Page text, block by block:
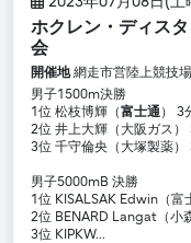
ホクレン・ディス
会
開催地網走市営陸上競技場
男子1500m決勝
1位 松枝博輝（富士通） 3
2位 井上大輝（大阪ガス
3位 千守倫央（大塚製薬
男子5000mB 決勝
1位 KISALSAK Edwin（
2位 BENARD Langat（小
3位 KIPKW...